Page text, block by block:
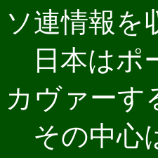
ソ連情報を
日本はポ
カヴァーす
その中心